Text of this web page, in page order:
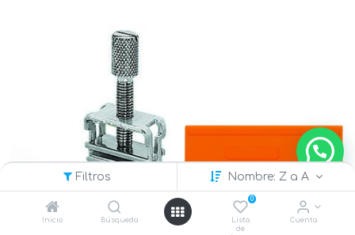
Filtros Nombre: Z a A
Inicio Búsqueda
0
Lista
de
Cuenta